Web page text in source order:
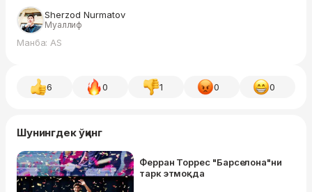
Sherzod Nurmatov
Муаллиф
Манба: AS
6 0 1 0 0
Шунингдек ўқинг
Ферран Торрес "Барселона"ни
тарк этмоқда